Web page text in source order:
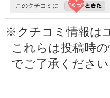
このクチコミに
※クチコミ情報は
これらは投稿時
でご了承ください